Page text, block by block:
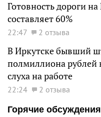
Готовность дороги
составляет 60%
22:47 2 отзыва
В Иркутске бывший
полмиллиона рублей
слуха на работе
22:24
2 отзыва
Горячие обсуждения